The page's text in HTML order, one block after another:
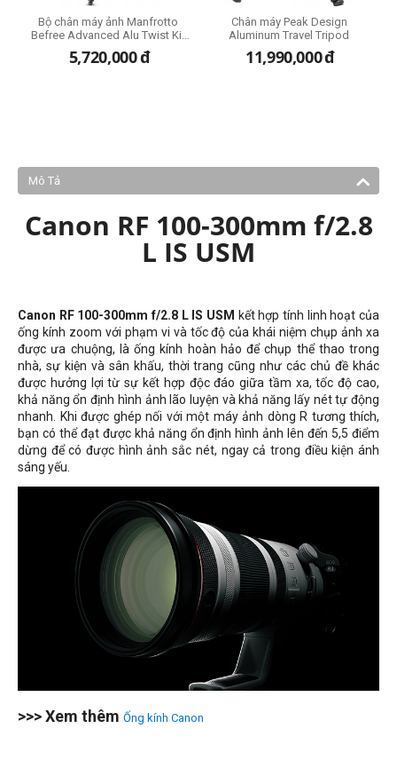
Bộ chân máy ảnh Manfrotto
Befree Advanced Alu Twist Kit
Ball Head
5,720,000đ
Chân máy Peak Design
Aluminum Travel Tripod
11,990,000đ
Mô Tả
Canon RF 100-300mm f/2.8
L IS USM
Canon RF 100-300mm f/2.8 L IS USM kết hợp tính linh hoạt của
ống kính zoom với phạm vi và tốc độ của khái niệm chụp ảnh xa
được ưa chuộng, là ống kính hoàn hảo để chụp thể thao trong
nhà, sự kiện và sân khấu, thời trang cũng như các chủ đề khác
được hưởng lợi từ sự kết hợp độc đáo giữa tầm xa, tốc độ cao,
khả năng ổn định hình ảnh lão luyện và khả năng lấy nét tự động
nhanh. Khi được ghép nối với một máy ảnh dòng R tương thích,
bạn có thể đạt được khả năng ổn định hình ảnh lên đến 5,5 điểm
dừng để có được hình ảnh sắc nét, ngay cả trong điều kiện ánh
sáng yếu.
>>> Xem thêm Ống kính Canon